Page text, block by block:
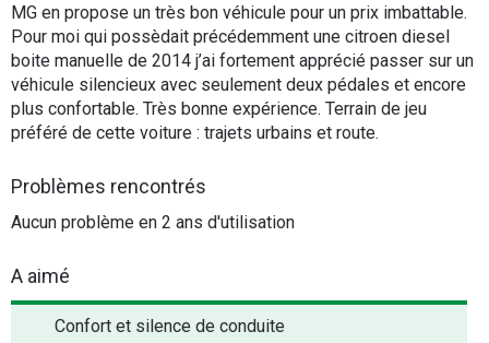
MG en propose un très bon véhicule pour un prix imbattable.
Pour moi qui possèdait précédemment une citroen diesel
boite manuelle de 2014 j’ai fortement apprécié passer sur un
véhicule silencieux avec seulement deux pédales et encore
plus confortable. Très bonne expérience. Terrain de jeu
préféré de cette voiture : trajets urbains et route.
Problèmes rencontrés
Aucun problème en 2 ans d'utilisation
A aimé
Confort et silence de conduite